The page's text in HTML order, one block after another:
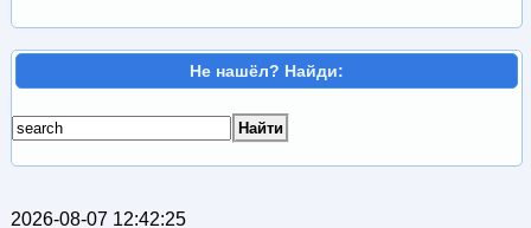
Не нашёл? Найди:
2026-08-07 12:42:25